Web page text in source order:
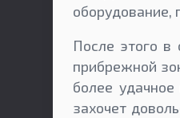
оборудование,
После этого в
прибрежной
более
захочет